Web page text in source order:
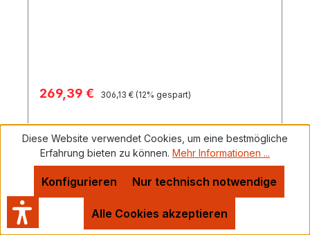
Verkaufspreis:
269,39 € Regulärer Preis:
306,13 € (12% gespart)
Preise inkl. MwSt. zzgl. Versandkosten
Hersteller-Info
Diese Website verwendet Cookies, um eine bestmögliche
Erfahrung bieten zu können. Mehr Informationen ...
Nur technisch notwendige
Konfigurieren
Alle Cookies akzeptieren